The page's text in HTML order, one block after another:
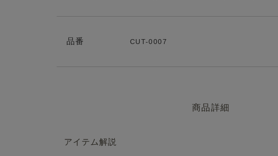
品番 CUT-0007
商品詳細
アイテム解説